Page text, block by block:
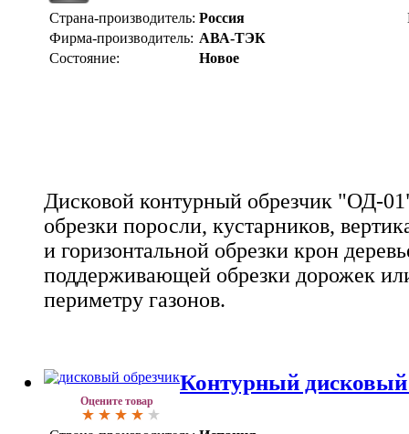
Страна-производитель: Россия
Фирма-производитель: АВА-ТЭК
Состояние:
Новое
Дисковой контурный обрезчик "ОД-
обрезки поросли, кустарников,
и горизонтальной обрезки крон
поддерживающей обрезки дорожек
периметру газонов.
Оцените товар
Контурный